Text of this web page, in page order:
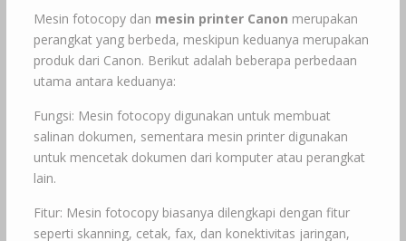
Mesin fotocopy dan mesin printer Canon merupakan
perangkat yang berbeda, meskipun keduanya merupakan
produk dari Canon. Berikut adalah beberapa perbedaan
utama antara keduanya:
Fungsi: Mesin fotocopy digunakan untuk membuat
salinan dokumen, sementara mesin printer digunakan
untuk mencetak dokumen dari komputer atau perangkat
lain.
Fitur: Mesin fotocopy biasanya dilengkapi dengan fitur
seperti skanning, cetak, fax, dan konektivitas jaringan,